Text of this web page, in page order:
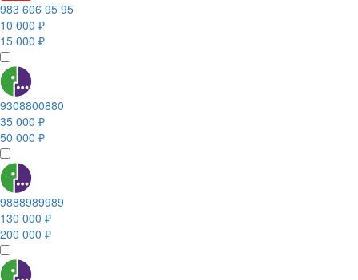
983 606 95 95
10 000 ₽
15 000 ₽
9308800880
35 000 ₽
50 000 ₽
9888989989
130 000 ₽
200 000 ₽